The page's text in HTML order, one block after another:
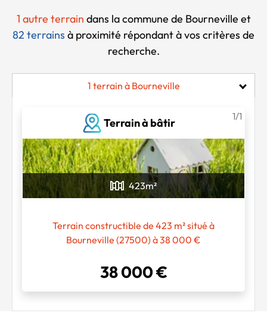
1 autre terrain dans la commune de Bourneville et
82 terrains à proximité répondant à vos critères de
recherche.
Chargement...
1 terrain à Bourneville
Terrain à bâtir
1/1
423m²
Terrain constructible de 423 m² situé à
Bourneville (27500) à 38 000 €
38 000 €